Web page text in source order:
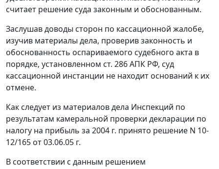
считает решение суда законным и обоснованным.
Заслушав доводы сторон по кассационной жалобе,
изучив материалы дела, проверив законность и
обоснованность оспариваемого судебного акта в
порядке, установленном ст. 286АПК РФ, суд
кассационной инстанции не находит оснований к их
отмене.
Как следует из материалов дела Инспекций по
результатам камеральной проверки декларации по
налогу на прибыль за 2004 г. принято решение N 10-
12/165 от 03.06.05 г.
В соответствии с данным решением